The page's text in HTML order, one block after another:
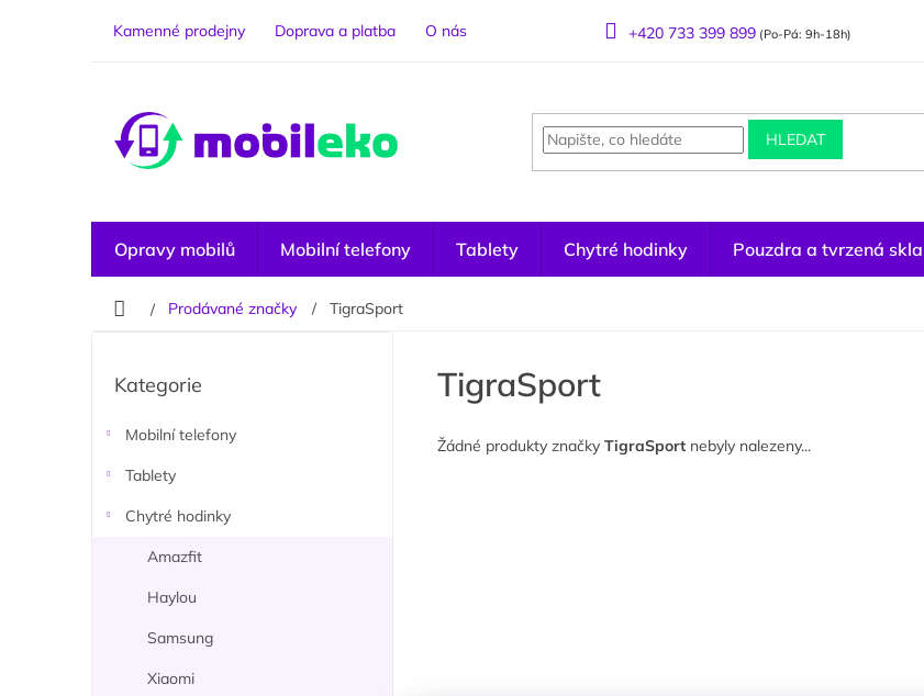
Kamenné prodejny Doprava a platba O nás +420 733 399 899(Po-Pá: 9h-18h)
HLEDAT
Opravy mobilů Mobilní telefony Tablety Chytré hodinky Pouzdra a tvrzená skla
DomůProdávané značky TigraSport
kategorie
Kategorie
Mobilní telefony
Tablety
Chytré hodinky
Amazfit
Haylou
Samsung
Xiaomi
TigraSport
Žádné produkty značky TigraSport nebyly nalezeny...